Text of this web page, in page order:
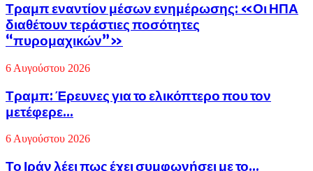
Τραμπ εναντίον μέσων ενημέρωσης: «Οι ΗΠΑ
διαθέτουν τεράστιες ποσότητες
“πυρομαχικών”»
6 Αυγούστου 2026
Τραμπ: Έρευνες για το ελικόπτερο που τον
μετέφερε...
6 Αυγούστου 2026
Το Ιράν λέει πως έχει συμφωνήσει με το...